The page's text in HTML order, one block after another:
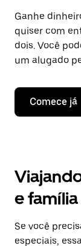
Ganhe
quiser com
dois. Você
um alugado
Comece já
e
Se você
especiais,